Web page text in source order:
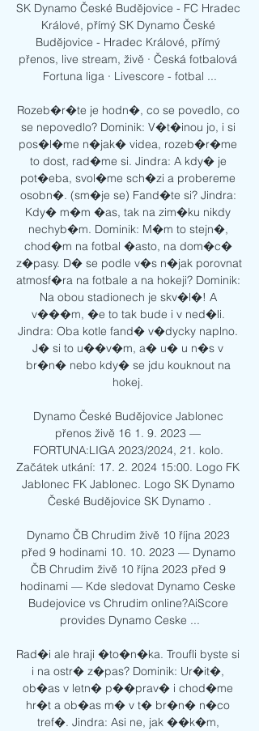
SK Dynamo České Budějovice - FC Hradec
Králové, přímý SK Dynamo České
Budějovice - Hradec Králové, přímý
přenos, live stream, živě · Česká fotbalová
Fortuna liga · Livescore - fotbal ...
Rozeb�r�te je hodn�, co se povedlo, co
se nepovedlo? Dominik: V�t�inou jo, i si
pos�l�me n�jak� videa, rozeb�r�me
to dost, rad�me si. Jindra: A kdy� je
pot�eba, svol�me sch�zi a probereme
osobn�. (sm�je se) Fand�te si? Jindra:
Kdy� m�m �as, tak na zim�ku nikdy
nechyb�m. Dominik: M�m to stejn�,
chod�m na fotbal �asto, na dom�c�
z�pasy. D� se podle v�s n�jak porovnat
atmosf�ra na fotbale a na hokeji? Dominik:
Na obou stadionech je skv�l�! A
v���m, �e to tak bude i v ned�li.
Jindra: Oba kotle fand� v�dycky naplno.
J� si to u��v�m, a� u� u n�s v
br�n� nebo kdy� se jdu kouknout na
hokej.
Dynamo České Budějovice Jablonec
přenos živě 16 1. 9. 2023 —
FORTUNA:LIGA 2023/2024, 21. kolo.
Začátek utkání: 17. 2. 2024 15:00. Logo FK
Jablonec FK Jablonec. Logo SK Dynamo
České Budějovice SK Dynamo .
Dynamo ČB Chrudim živě 10 října 2023
před 9 hodinami 10. 10. 2023 — Dynamo
ČB Chrudim živě 10 října 2023 před 9
hodinami — Kde sledovat Dynamo Ceske
Budejovice vs Chrudim online?AiScore
provides Dynamo Ceske ...
Rad�i ale hraji �to�n�ka. Troufli byste si
i na ostr� z�pas? Dominik: Ur�it�,
ob�as v letn� p��prav� i chod�me
hr�t a ob�as m� v t� br�n� n�co
tref�. Jindra: Asi ne, jak ��k�m,